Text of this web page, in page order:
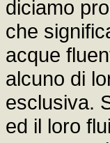
diciamo
che
acque
alcuno di
esclusiva.
ed il loro